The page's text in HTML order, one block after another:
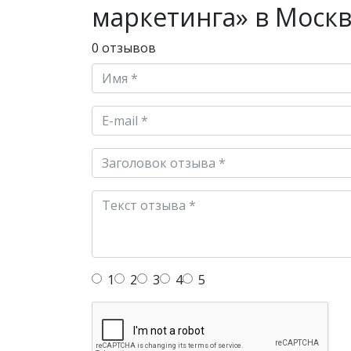
маркетинга» в
0 отзывов
1 2 3 4 5